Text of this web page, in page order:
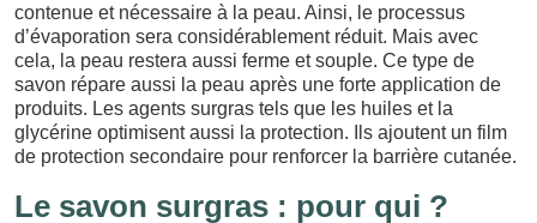
contenue et nécessaire à la peau. Ainsi, le processus
d’évaporation sera considérablement réduit. Mais avec
cela, la peau restera aussi ferme et souple. Ce type de
savon répare aussi la peau après une forte application de
produits. Les agents surgras tels que les huiles et la
glycérine optimisent aussi la protection. Ils ajoutent un film
de protection secondaire pour renforcer la barrière cutanée.
Le savon surgras : pour qui ?